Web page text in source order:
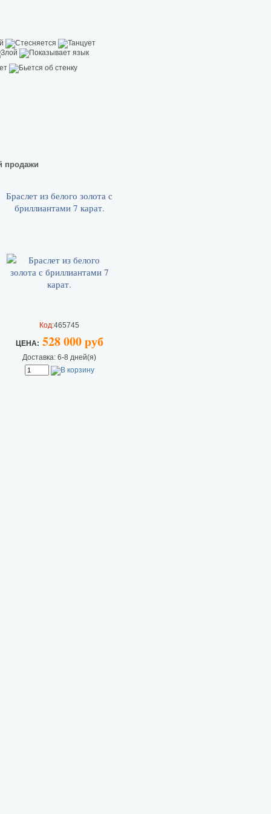
продажи
Браслет из белого золота с
бриллиантами 7 карат.
Код:465745
ЦEHA: 528 000 руб
Доставка: 6-8 дней(я)